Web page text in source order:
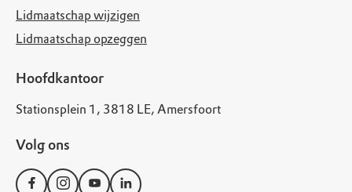
Lidmaatschap wijzigen
Lidmaatschap opzeggen
Hoofdkantoor
Stationsplein 1, 3818 LE, Amersfoort
Volg ons